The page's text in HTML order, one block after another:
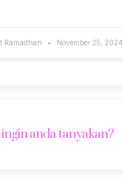
Ramadhan November 25, 2024
anda tanyakan?